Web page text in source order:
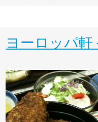
ヨーロッパ